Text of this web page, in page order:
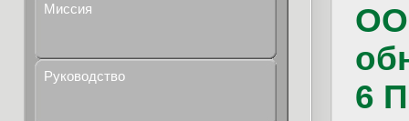
Миссия
Руководство
6